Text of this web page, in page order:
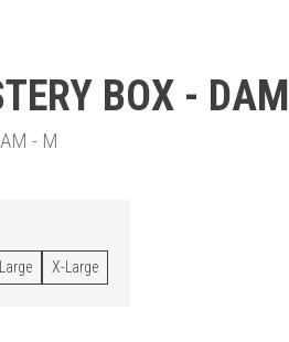
BOX - DAM
- M
Large X-Large